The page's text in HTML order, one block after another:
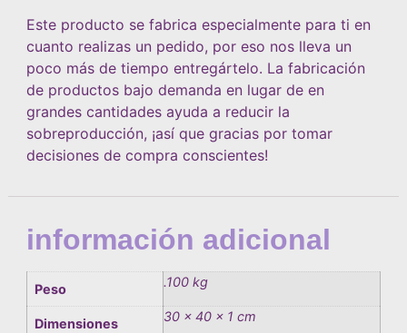
Este producto se fabrica especialmente para ti en
cuanto realizas un pedido, por eso nos lleva un
poco más de tiempo entregártelo. La fabricación
de productos bajo demanda en lugar de en
grandes cantidades ayuda a reducir la
sobreproducción, ¡así que gracias por tomar
decisiones de compra conscientes!
información adicional
Peso .100 kg
Dimensiones 30 × 40 × 1 cm